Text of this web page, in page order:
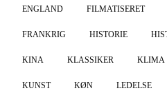
ENGLAND FILMATISERET
FRANKRIG HISTORIE
KINA KLASSIKER KLIMA
KUNST KØN LEDELSE